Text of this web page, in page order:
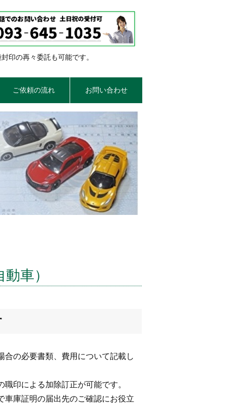
印の再々委託も可能です。
ご依頼の流れ お問い合わせ
車）
の必要書類、費用について記載し
印による加除訂正が可能です。
庫証明の届出先のご確認にお役立